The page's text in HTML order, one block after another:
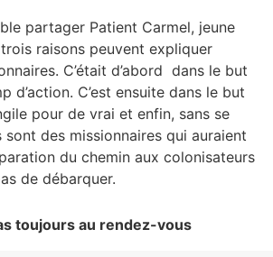
partager Patient Carmel, jeune
raisons peuvent expliquer
C’était d’abord dans le but
d’action. C’est ensuite dans le but
pour de vrai et enfin, sans se
sont des missionnaires qui auraient
du chemin aux colonisateurs
de débarquer.
toujours au rendez-vous